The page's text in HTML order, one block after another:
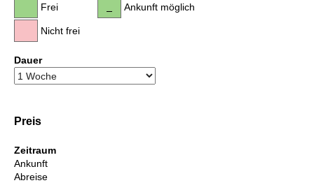
Frei
Nicht frei
Ankunft möglich
Dauer
Preis
Zeitraum
Ankunft
Abreise